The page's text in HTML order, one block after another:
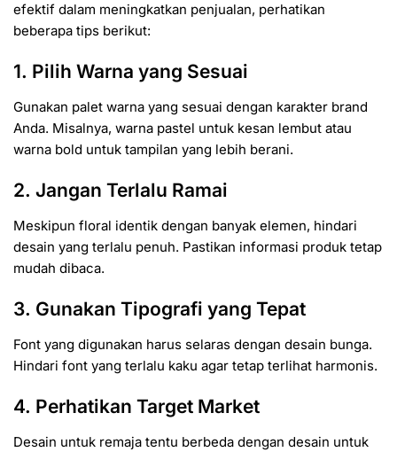
efektif dalam meningkatkan penjualan, perhatikan
beberapa tips berikut:
1. Pilih Warna yang Sesuai
Gunakan palet warna yang sesuai dengan karakter brand
Anda. Misalnya, warna pastel untuk kesan lembut atau
warna bold untuk tampilan yang lebih berani.
2. Jangan Terlalu Ramai
Meskipun floral identik dengan banyak elemen, hindari
desain yang terlalu penuh. Pastikan informasi produk tetap
mudah dibaca.
3. Gunakan Tipografi yang Tepat
Font yang digunakan harus selaras dengan desain bunga.
Hindari font yang terlalu kaku agar tetap terlihat harmonis.
4. Perhatikan Target Market
Desain untuk remaja tentu berbeda dengan desain untuk